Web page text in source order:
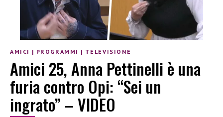
AMICI | PROGRAMMI | TELEVISIONE
Amici 25, Anna Pettinelli è una
furia contro Opi: “Sei un
ingrato” – VIDEO